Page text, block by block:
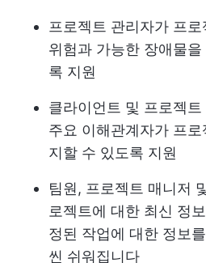
프로젝트 관리자가 프
위험과 가능한 장애물
록 지원
클라이언트 및 프로젝
주요 이해관계자가 프
지할 수 있도록 지원
팀원, 프로젝트 매니저
로젝트에 대한 최신 정
정된 작업에 대한 정보
씬 쉬워집니다